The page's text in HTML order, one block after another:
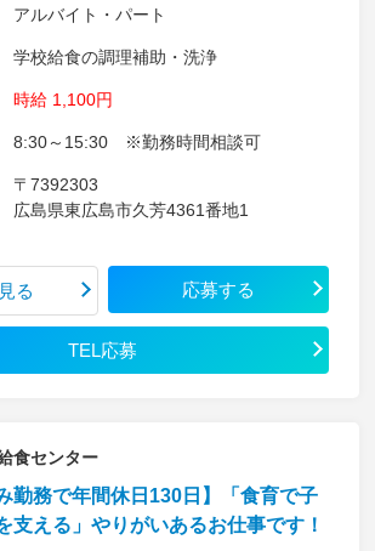
アルバイト・パート
学校給食の調理補助・洗浄
時給 1,100円
8:30～15:30 ※勤務時間相談可
〒7392303
広島県東広島市久芳4361番地1
る 応募する
TEL応募
食センター
勤務で年間休日130日】「食育で子
支える」やりがいあるお仕事です！